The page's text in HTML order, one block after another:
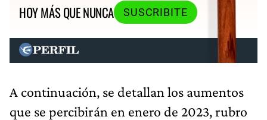
HOY MÁS QUE NUNCA
SUSCRIBITE
A continuación, se detallan los aumentos
que se percibirán en enero de 2023, rubro